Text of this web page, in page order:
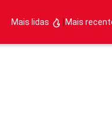
Mais lidas |Mais